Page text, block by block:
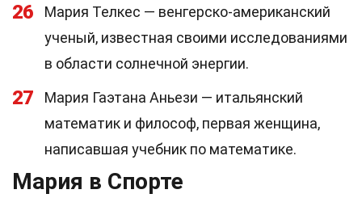
26
Мария Телкес — венгерско-американский
ученый, известная своими исследованиями
в области солнечной энергии.
27
Мария Гаэтана Аньези — итальянский
математик и философ, первая женщина,
написавшая учебник по математике.
Мария в Спорте